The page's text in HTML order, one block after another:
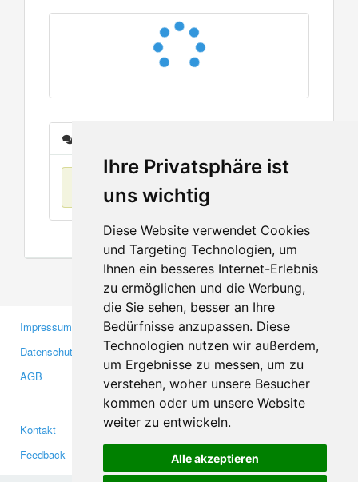
Ihre Privatsphäre ist
uns wichtig
Diese Website verwendet Cookies
und Targeting Technologien, um
Ihnen ein besseres Internet-Erlebnis
zu ermöglichen und die Werbung,
die Sie sehen, besser an Ihre
Bedürfnisse anzupassen. Diese
Technologien nutzen wir außerdem,
um Ergebnisse zu messen, um zu
verstehen, woher unsere Besucher
kommen oder um unsere Website
weiter zu entwickeln.
Alle akzeptieren
Keine Einträge
Impressum
Datenschutzerklärung
AGB
Gewerbetreibende
Investoren
Medien
Kontakt
Feedback
Facebook
Twitter
YouTube